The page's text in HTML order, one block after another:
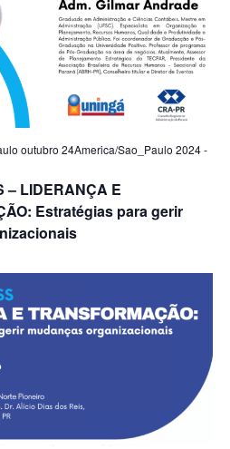
– LIDERANÇA E
Estratégias para gerir
outubro 24America/Sao_Paulo 2024 -